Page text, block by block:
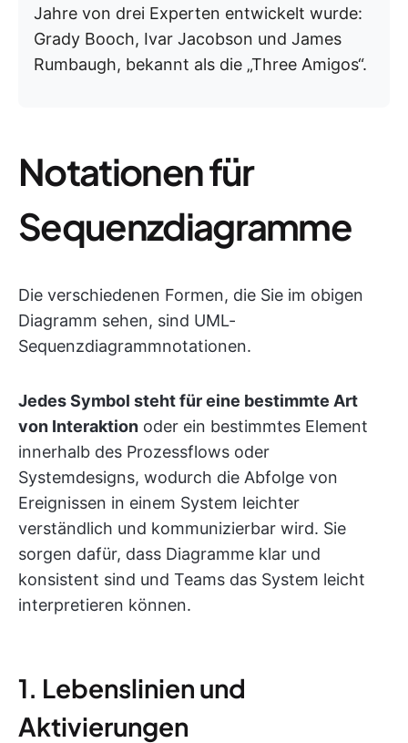
Jahre von drei Experten entwickelt wurde:
Grady Booch, Ivar Jacobson und James
Rumbaugh, bekannt als die „Three Amigos“.
Notationen für
Sequenzdiagramme
Die verschiedenen Formen, die Sie im obigen
Diagramm sehen, sind UML-
Sequenzdiagrammnotationen.
Jedes Symbol steht für eine bestimmte Art
von Interaktion oder ein bestimmtes Element
innerhalb des Prozessflows oder
Systemdesigns, wodurch die Abfolge von
Ereignissen in einem System leichter
verständlich und kommunizierbar wird. Sie
sorgen dafür, dass Diagramme klar und
konsistent sind und Teams das System leicht
interpretieren können.
1. Lebenslinien und
Aktivierungen